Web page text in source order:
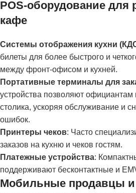
POS-оборудование для
кафе
Системы отображения кухни
билеты для более быстрого и
между фронт-офисом и кухней.
Портативные терминалы для
устройства позволяют официантам
столика, ускоряя обслуживание и
ошибок.
Принтеры чеков: Часто
заказов на кухню и чеков гостям.
Платежные устройства:
поддерживают бесконтактные и
Мобильные продавцы